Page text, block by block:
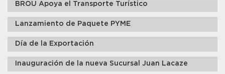
BROU Apoya el Transporte Turístico
Lanzamiento de Paquete PYME
Día de la Exportación
Inauguración de la nueva Sucursal Juan Lacaze